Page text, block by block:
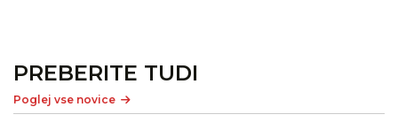
PREBERITE TUDI
Poglej vse novice